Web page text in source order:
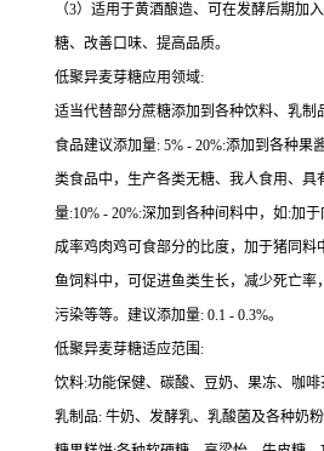
（3）适用于黄酒酿造、可在发酵后期加
糖、改善口味、提高品质。
低聚异麦芽糖应用领域:
适当代替部分蔗糖添加到各种饮料、乳制
食品建议添加量: 5% - 20%:添加到各种果
类食品中，生产各类无糖、我人食用、具
量:10% - 20%:深加到各种间料中，如:加
成率鸡肉鸡可食部分的比度，加于猪同料
鱼饲料中，可促进鱼类生长，减少死亡率
污染等等。建议添加量: 0.1 - 0.3%。
低聚异麦芽糖适应范围:
饮料:功能保健、碳酸、豆奶、果冻、咖
乳制品: 牛奶、发酵乳、乳酸菌及各种奶粉